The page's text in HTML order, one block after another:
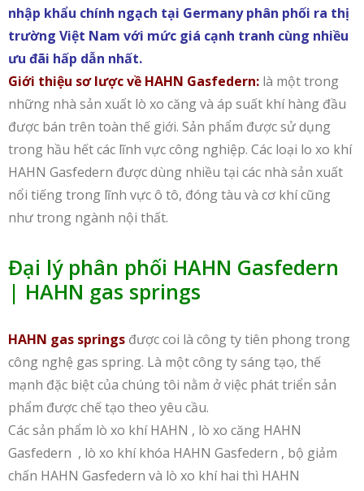
nhập khẩu chính ngạch tại Germany phân phối ra thị
trường Việt Nam với mức giá cạnh tranh cùng nhiều
ưu đãi hấp dẫn nhất.
Giới thiệu sơ lược về HAHN Gasfedern: là một trong
những nhà sản xuất lò xo căng và áp suất khí hàng đầu
được bán trên toàn thế giới. Sản phẩm được sử dụng
trong hầu hết các lĩnh vực công nghiệp. Các loại lo xo khí
HAHN Gasfedern được dùng nhiều tại các nhà sản xuất
nổi tiếng trong lĩnh vực ô tô, đóng tàu và cơ khí cũng
như trong ngành nội thất.
Đại lý phân phối HAHN Gasfedern
| HAHN gas springs
HAHN gas springs được coi là công ty tiên phong trong
công nghệ gas spring. Là một công ty sáng tạo, thế
mạnh đặc biệt của chúng tôi nằm ở việc phát triển sản
phẩm được chế tạo theo yêu cầu.
Các sản phẩm lò xo khí HAHN , lò xo căng HAHN
Gasfedern , lò xo khí khóa HAHN Gasfedern , bộ giảm
chấn HAHN Gasfedern và lò xo khí hai thì HAHN